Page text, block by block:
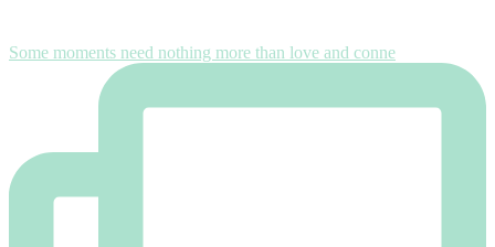
Some moments need nothing more than love and conne